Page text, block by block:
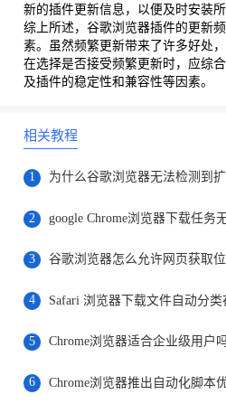
新的插件更新信息，以便及时安装所
综上所述，谷歌浏览器插件的更新
素。虽然频繁更新带来了许多好处
在选择是否接受频繁更新时，应综
及插件的稳定性和兼容性等因素。
相关教程
1 为什么谷歌浏览器无法检测到
2
3 谷歌浏览器怎么允许网页获取
4
5 Chrome浏览器适合企业级用户
6